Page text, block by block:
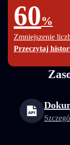
60%
Zmniejszenie
Przeczytaj